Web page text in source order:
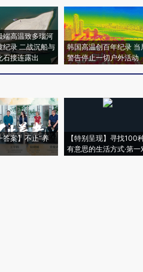
端高温致多瑙河
纪录 二战沉船与
石接连露出
韩国高温创百年纪录 当
警告停止一切户外活动
答案】不止“养
【特别呈现】寻找100
有意思的生活方式·第一